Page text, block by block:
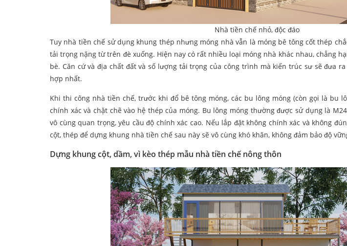
Nhà tiền chế nhỏ, độc đáo
Tuy nhà tiền chế sử dụng khung thép nhưng móng nhà vẫn là móng bê tông cốt thép
tải trọng nặng từ trên đè xuống. Hiện nay có rất nhiều loại móng nhà khác nhau, chẳng
bè. Căn cứ và địa chất đất và số lượng tải trọng của công trình mà kiến trúc sư sẽ đưa
hợp nhất.
Khi thi công nhà tiền chế, trước khi đổ bê tông móng, các bu lông móng (còn gọi là bu
chính xác và chặt chẽ vào hệ thép của móng. Bu lông móng thường được sử dụng là
vô cùng quan trọng, yêu cầu độ chính xác cao. Nếu lắp đặt không chính xác và không
cột, thép để dựng khung nhà tiền chế sau này sẽ vô cùng khó khăn, không đảm bảo độ
Dựng khung cột, dầm, vì kèo thép mẫu nhà tiền chế nông thôn